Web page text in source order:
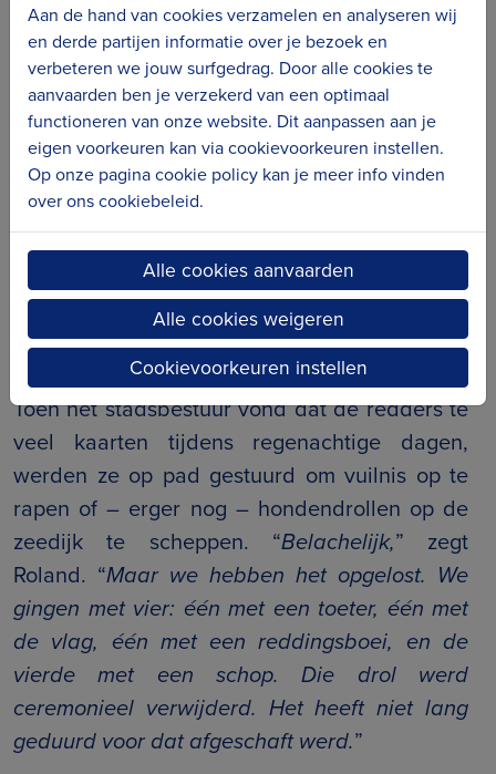
Nieuwe collega’s konden rekenen op een
ludiek welkom. “Zo’n bleutje werd in de luren
gelegd. De chef stond dan op de mirador en
gaf een vals noodsignaal. En dan liep die
jonge gast rap dat water in… en die zag
natuurlijk niks.” Eén keer kon het, niet meer:
“Als je dat doet en nog een keer… en het is
weer niks. Op een uur geloven ze het niet
meer. En als het dan echt is, dan heb je
Er waren ook minder glorieuze momenten.
Toen het stadsbestuur vond dat de redders te
veel kaarten tijdens regenachtige dagen,
werden ze op pad gestuurd om vuilnis op te
rapen of – erger nog – hondendrollen op de
zeedijk te scheppen. “Belachelijk,” zegt
Roland. “Maar we hebben het opgelost. We
gingen met vier: één met een toeter, één met
de vlag, één met een reddingsboei, en de
vierde met een schop. Die drol werd
ceremonieel verwijderd. Het heeft niet lang
geduurd voor dat afgeschaft werd.”
Aan de hand van cookies verzamelen en analyseren wij
en derde partijen informatie over je bezoek en
verbeteren we jouw surfgedrag. Door alle cookies te
aanvaarden ben je verzekerd van een optimaal
functioneren van onze website. Dit aanpassen aan je
eigen voorkeuren kan via cookievoorkeuren instellen.
Op onze pagina cookie policy kan je meer info vinden
over ons cookiebeleid.
Alle cookies aanvaarden
Alle cookies weigeren
Cookievoorkeuren instellen